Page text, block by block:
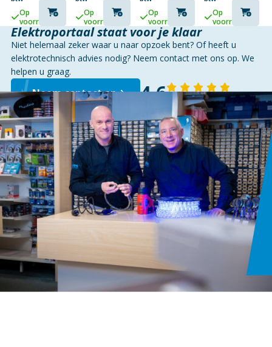
Op
voorraad
MET
DOORSTEEKMONTAGE
Op
voorraad
Op
voorraad
5.9″
(15
– 10
ST.
Op
voorraad
Elektroportaal staat voor je klaar
Niet helemaal zeker waar u naar opzoek bent? Of heeft u
elektrotechnisch advies nodig? Neem contact met ons op. We
helpen u graag.
Neem contact op 4,6 143 reviews